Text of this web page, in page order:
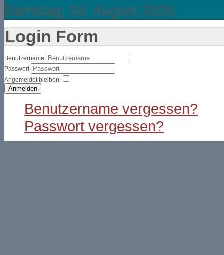
Samstag, 08. August 2026
Login Form
Benutzername
Passwort
Angemeldet bleiben
Anmelden
Benutzername vergessen?
Passwort vergessen?